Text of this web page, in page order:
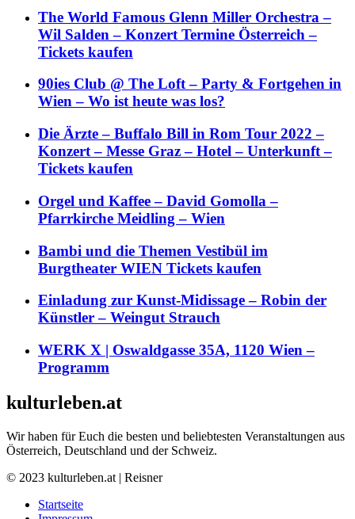
The World Famous Glenn Miller Orchestra –
Wil Salden – Konzert Termine Österreich –
Tickets kaufen
90ies Club @ The Loft – Party & Fortgehen in
Wien – Wo ist heute was los?
Die Ärzte – Buffalo Bill in Rom Tour 2022 –
Konzert – Messe Graz – Hotel – Unterkunft –
Tickets kaufen
Orgel und Kaffee – David Gomolla –
Pfarrkirche Meidling – Wien
Bambi und die Themen Vestibül im
Burgtheater WIEN Tickets kaufen
Einladung zur Kunst-Midissage – Robin der
Künstler – Weingut Strauch
WERK X | Oswaldgasse 35A, 1120 Wien –
Programm
kulturleben.at
Wir haben für Euch die besten und beliebtesten Veranstaltungen aus
Österreich, Deutschland und der Schweiz.
© 2023 kulturleben.at | Reisner
Startseite